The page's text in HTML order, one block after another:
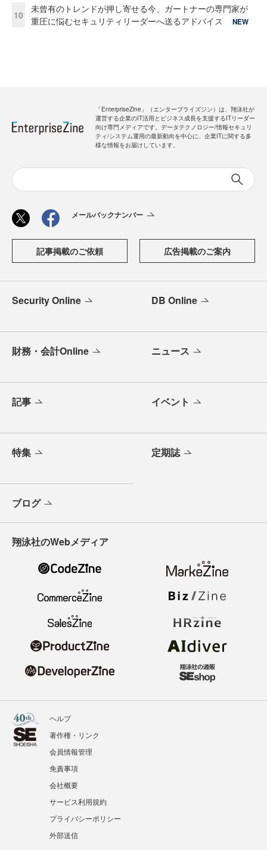
10
未曾有のトレンドが押し寄せる今、ガートナーの専門家が
重圧に悩むセキュリティリーダーへ送るアドバイス
NEW
「EnterpriseZine」（エンタープライズジン）は、翔泳社が
運営する企業のIT活用とビジネス成長を支援するITリーダー
向け専門メディアです。データテクノロジー/情報セキュリ
ティ/システム運用の最新動向を中心に、企業ITに関する多
様な情報をお届けしています。
メールバックナンバー
記事掲載のご依頼 広告掲載のご案内
Security Online DB Online
財務・会計Online ニュース
記事 イベント
特集 定期誌
ブログ
翔泳社のWebメディア
ヘルプ
著作権・リンク
会員情報管理
免責事項
会社概要
サービス利用規約
プライバシーポリシー
外部送信